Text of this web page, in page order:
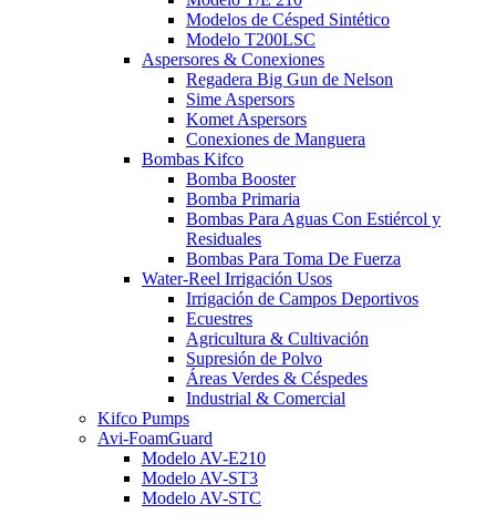
Modelos de Césped Sintético
Modelo T200LSC
Aspersores & Conexiones
Regadera Big Gun de Nelson
Sime Aspersors
Komet Aspersors
Conexiones de Manguera
Bombas Kifco
Bomba Booster
Bomba Primaria
Bombas Para Aguas Con Estiércol y
Residuales
Bombas Para Toma De Fuerza
Water-Reel Irrigación Usos
Irrigación de Campos Deportivos
Ecuestres
Agricultura & Cultivación
Supresión de Polvo
Áreas Verdes & Céspedes
Industrial & Comercial
Kifco Pumps
Avi-FoamGuard
Modelo AV-E210
Modelo AV-ST3
Modelo AV-STC